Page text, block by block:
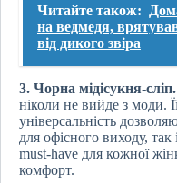
Читайте також:
на ведмедя,
від дикого звіра
3. Чорна мідісукня-сліп.
ніколи не вийде з моди.
універсальність
для офісного виходу, так
must-have для кожної
комфорт.